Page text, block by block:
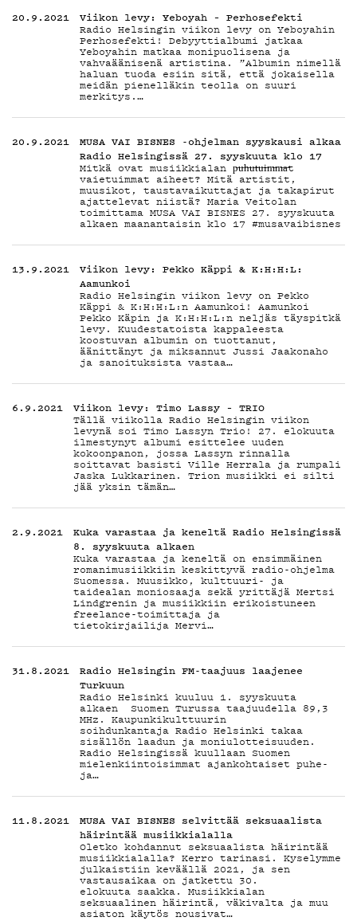
20.9.2021 Viikon levy: Yeboyah – Perhosefekti
Radio Helsingin viikon levy on Yeboyahin
Perhosefekti! Debyyttialbumi jatkaa
Yeboyahin matkaa monipuolisena ja
vahvaäänisenä artistina. ”Albumin nimellä
haluan tuoda esiin sitä, että jokaisella
meidän pienelläkin teolla on suuri
merkitys.…
20.9.2021
MUSA VAI BISNES -ohjelman syyskausi alkaa
Radio Helsingissä 27. syyskuuta klo 17
Mitkä ovat musiikkialan p̶u̶h̶u̶t̶u̶i̶m̶m̶a̶t
vaietuimmat aiheet? Mitä artistit,
muusikot, taustavaikuttajat ja takapirut
ajattelevat niistä? Maria Veitolan
toimittama MUSA VAI BISNES 27. syyskuuta
alkaen maanantaisin klo 17 #musavaibisnes
13.9.2021
Viikon levy: Pekko Käppi & K:H:H:L:
Aamunkoi
Radio Helsingin viikon levy on Pekko
Käppi & K:H:H:L:n Aamunkoi! Aamunkoi
Pekko Käpin ja K:H:H:L:n neljäs täyspitkä
levy. Kuudestatoista kappaleesta
koostuvan albumin on tuottanut,
äänittänyt ja miksannut Jussi Jaakonaho
ja sanoituksista vastaa…
6.9.2021 Viikon levy: Timo Lassy – TRIO
Tällä viikolla Radio Helsingin viikon
levynä soi Timo Lassyn Trio! 27. elokuuta
ilmestynyt albumi esittelee uuden
kokoonpanon, jossa Lassyn rinnalla
soittavat basisti Ville Herrala ja rumpali
Jaska Lukkarinen. Trion musiikki ei silti
jää yksin tämän…
2.9.2021
Kuka varastaa ja keneltä Radio Helsingissä
8. syyskuuta alkaen
Kuka varastaa ja keneltä on ensimmäinen
romanimusiikkiin keskittyvä radio-ohjelma
Suomessa. Muusikko, kulttuuri- ja
taidealan moniosaaja sekä yrittäjä Mertsi
Lindgrenin ja musiikkiin erikoistuneen
freelance-toimittaja ja
tietokirjailija Mervi…
31.8.2021
Radio Helsingin FM-taajuus laajenee
Turkuun
Radio Helsinki kuuluu 1. syyskuuta
alkaen Suomen Turussa taajuudella 89,3
MHz. Kaupunkikulttuurin
soihdunkantaja Radio Helsinki takaa
sisällön laadun ja moniulotteisuuden.
Radio Helsingissä kuullaan Suomen
mielenkiintoisimmat ajankohtaiset puhe-
ja…
11.8.2021
MUSA VAI BISNES selvittää seksuaalista
häirintää musiikkialalla
Oletko kohdannut seksuaalista häirintää
musiikkialalla? Kerro tarinasi. Kyselymme
julkaistiin keväällä 2021, ja sen
vastausaikaa on jatkettu 30.
elokuuta saakka. Musiikkialan
seksuaalinen häirintä, väkivalta ja muu
asiaton käytös nousivat…